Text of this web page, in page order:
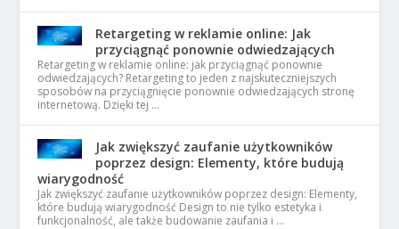
Retargeting w reklamie online: Jak
przyciągnąć ponownie odwiedzających
Retargeting w reklamie online: jak przyciągnąć ponownie
odwiedzających? Retargeting to jeden z najskuteczniejszych
sposobów na przyciągnięcie ponownie odwiedzających stronę
internetową. Dzięki tej …
Jak zwiększyć zaufanie użytkowników
poprzez design: Elementy, które budują
wiarygodność
Jak zwiększyć zaufanie użytkowników poprzez design: Elementy,
które budują wiarygodność Design to nie tylko estetyka i
funkcjonalność, ale także budowanie zaufania i …